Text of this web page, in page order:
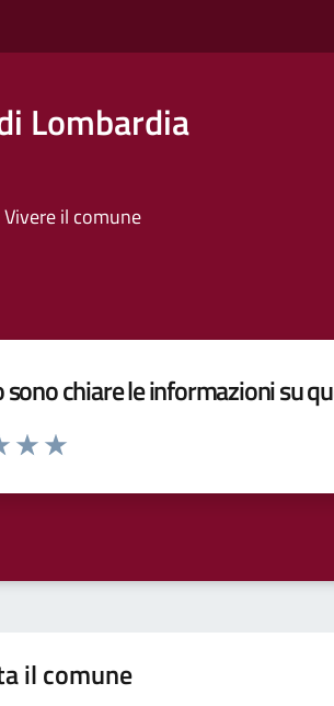
Lombardia
Vivere il comune
chiare le informazioni su
5 stelle la pagina
il comune